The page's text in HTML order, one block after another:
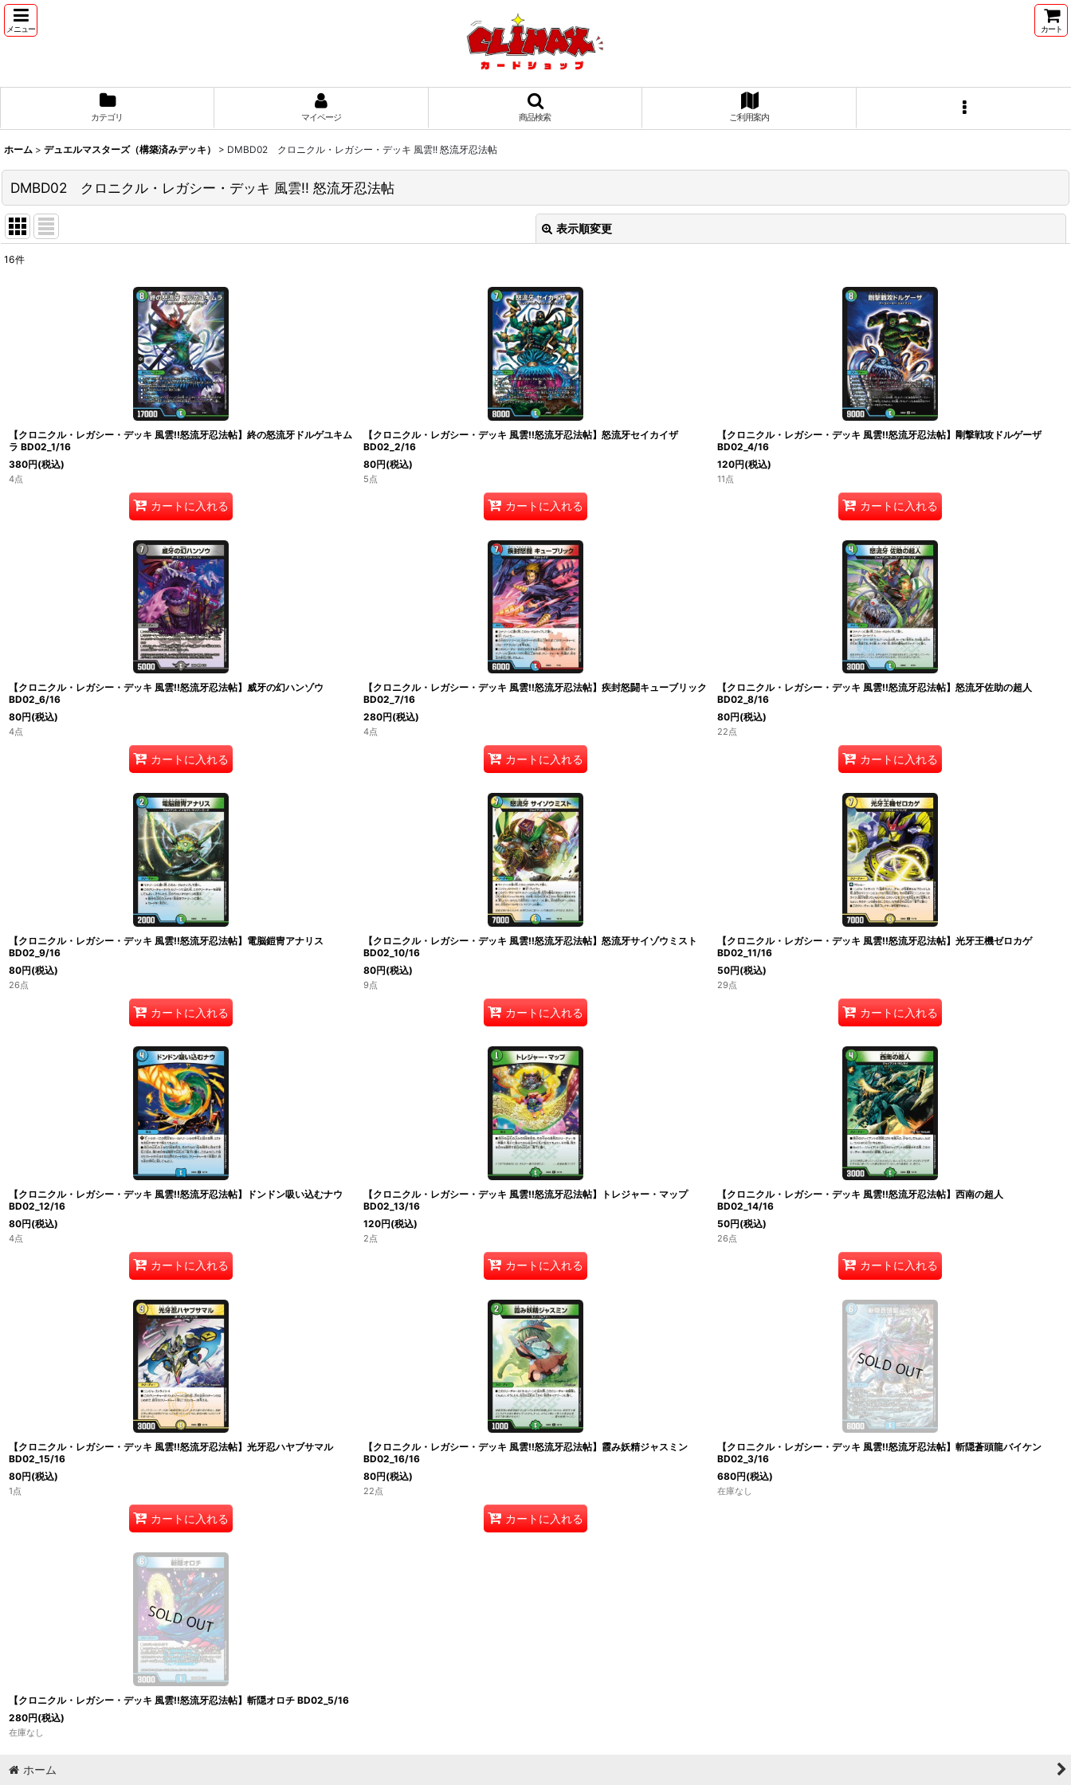
メニュー カート
カテゴリ マイページ 商品検索 ご利用案内
ホーム > デュエルマスターズ（構築済みデッキ） > DMBD02 クロニクル・レガシー・デッキ 風雲!! 怒流牙忍法帖
DMBD02 クロニクル・レガシー・デッキ 風雲!! 怒流牙忍法帖
表示順変更
絞り込む
16件
【クロニクル・レガシー・デッキ 風雲!!怒流牙忍法帖】終の怒流牙ドルゲユキム
ラ BD02_1/16
380円(税込)
4点
カートに入れる
【クロニクル・レガシー・デッキ 風雲!!怒流牙忍法帖】怒流牙セイカイザ
BD02_2/16
80円(税込)
5点
カートに入れる
【クロニクル・レガシー・デッキ 風雲!!怒流牙忍法帖】剛撃戦攻ドルゲーザ
BD02_4/16
120円(税込)
11点
カートに入れる
【クロニクル・レガシー・デッキ 風雲!!怒流牙忍法帖】威牙の幻ハンゾウ
BD02_6/16
80円(税込)
4点
カートに入れる
【クロニクル・レガシー・デッキ 風雲!!怒流牙忍法帖】疾封怒闘キューブリック
BD02_7/16
280円(税込)
4点
カートに入れる
【クロニクル・レガシー・デッキ 風雲!!怒流牙忍法帖】怒流牙佐助の超人
BD02_8/16
80円(税込)
22点
カートに入れる
【クロニクル・レガシー・デッキ 風雲!!怒流牙忍法帖】電脳鎧冑アナリス
BD02_9/16
80円(税込)
26点
カートに入れる
【クロニクル・レガシー・デッキ 風雲!!怒流牙忍法帖】怒流牙サイゾウミスト
BD02_10/16
80円(税込)
9点
カートに入れる
【クロニクル・レガシー・デッキ 風雲!!怒流牙忍法帖】光牙王機ゼロカゲ
BD02_11/16
50円(税込)
29点
カートに入れる
【クロニクル・レガシー・デッキ 風雲!!怒流牙忍法帖】ドンドン吸い込むナウ
BD02_12/16
80円(税込)
4点
カートに入れる
【クロニクル・レガシー・デッキ 風雲!!怒流牙忍法帖】トレジャー・マップ
BD02_13/16
120円(税込)
2点
カートに入れる
【クロニクル・レガシー・デッキ 風雲!!怒流牙忍法帖】西南の超人
BD02_14/16
50円(税込)
26点
カートに入れる
【クロニクル・レガシー・デッキ 風雲!!怒流牙忍法帖】光牙忍ハヤブサマル
BD02_15/16
80円(税込)
1点
カートに入れる
【クロニクル・レガシー・デッキ 風雲!!怒流牙忍法帖】霞み妖精ジャスミン
BD02_16/16
80円(税込)
22点
カートに入れる
【クロニクル・レガシー・デッキ 風雲!!怒流牙忍法帖】斬隠蒼頭龍バイケン
BD02_3/16
680円(税込)
在庫なし
【クロニクル・レガシー・デッキ 風雲!!怒流牙忍法帖】斬隠オロチ BD02_5/16
280円(税込)
在庫なし
ホーム